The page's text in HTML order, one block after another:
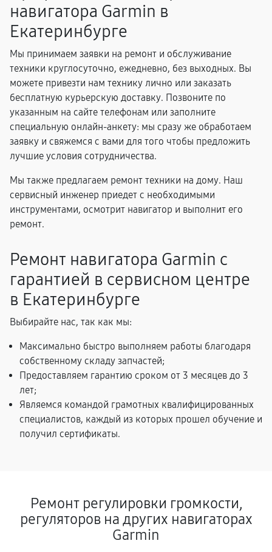
навигатора Garmin в
Екатеринбурге
Мы принимаем заявки на ремонт и обслуживание
техники круглосуточно, ежедневно, без выходных. Вы
можете привезти нам технику лично или заказать
бесплатную курьерскую доставку. Позвоните по
указанным на сайте телефонам или заполните
специальную онлайн-анкету: мы сразу же обработаем
заявку и свяжемся с вами для того чтобы предложить
лучшие условия сотрудничества.
Мы также предлагаем ремонт техники на дому. Наш
сервисный инженер приедет с необходимыми
инструментами, осмотрит навигатор и выполнит его
ремонт.
Ремонт навигатора Garmin с
гарантией в сервисном центре
в Екатеринбурге
Выбирайте нас, так как мы:
Максимально быстро выполняем работы благодаря
собственному складу запчастей;
Предоставляем гарантию сроком от 3 месяцев до 3
лет;
Являемся командой грамотных квалифицированных
специалистов, каждый из которых прошел обучение и
получил сертификаты.
Ремонт регулировки громкости,
регуляторов на других навигаторах
Garmin